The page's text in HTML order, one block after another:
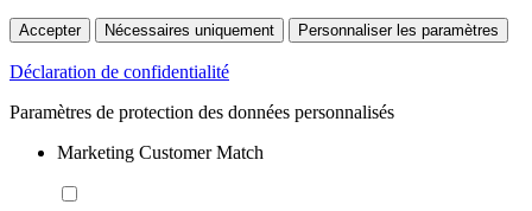
Accepter Nécessaires uniquement Personnaliser les paramètres
Déclaration de confidentialité
Paramètres de protection des données personnalisés
Marketing Customer Match